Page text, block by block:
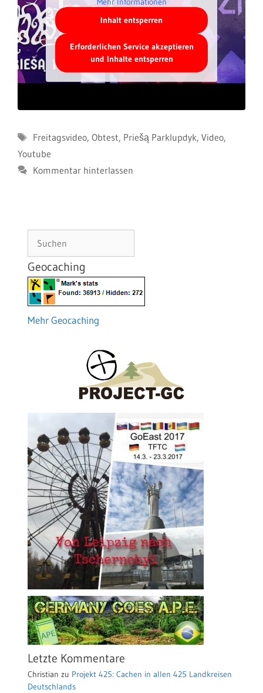
Inhalt entsperren
Erforderlichen Service akzeptieren
und Inhalte entsperren
Schlagwörter
Freitagsvideo, Obtest, Priešą Parklupdyk, Video,
Youtube
Kommentar hinterlassen
Suchen
Geocaching
Mehr Geocaching
Letzte Kommentare
Christian zu Projekt 425: Cachen in allen 425 Landkreisen
Deutschlands